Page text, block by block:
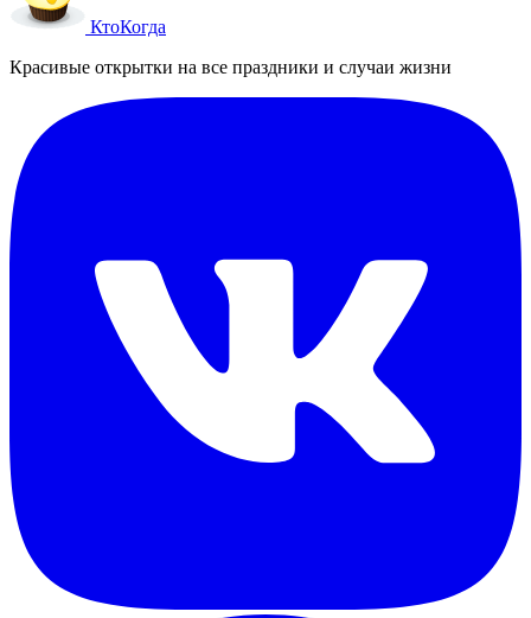
КтоКогда
Красивые открытки на все праздники и случаи жизни